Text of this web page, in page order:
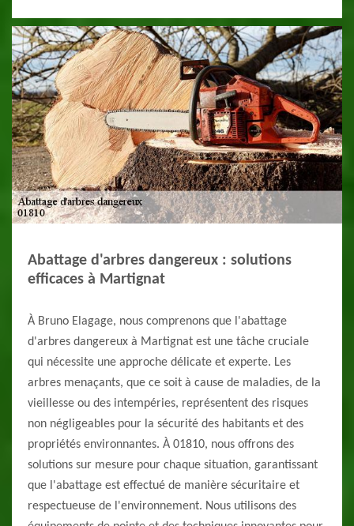
Abattage d'arbres dangereux : solutions
efficaces à Martignat
À Bruno Elagage, nous comprenons que l'abattage
d'arbres dangereux à Martignat est une tâche cruciale
qui nécessite une approche délicate et experte. Les
arbres menaçants, que ce soit à cause de maladies, de la
vieillesse ou des intempéries, représentent des risques
non négligeables pour la sécurité des habitants et des
propriétés environnantes. À 01810, nous offrons des
solutions sur mesure pour chaque situation, garantissant
que l'abattage est effectué de manière sécuritaire et
respectueuse de l'environnement. Nous utilisons des